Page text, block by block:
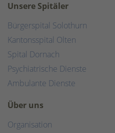
Unsere Spitäler
Bürgerspital Solothurn
Kantonsspital Olten
Spital Dornach
Psychiatrische Dienste
Ambulante Dienste
Über uns
Organisation